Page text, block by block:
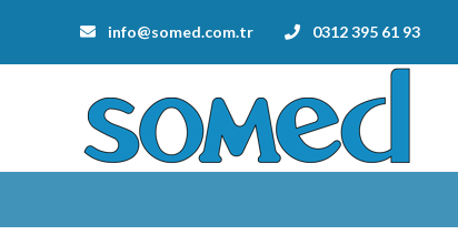
info@somed.com.tr 0312 395 61 93